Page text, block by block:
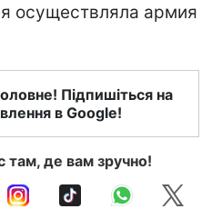
осуществляла армия
Підпишіться на
в Google!
там, де вам зручно!